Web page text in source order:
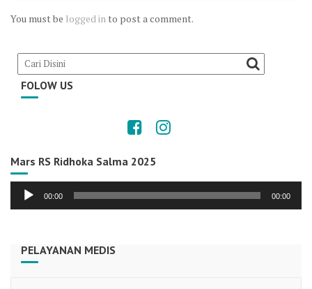
You must be logged in to post a comment.
FOLOW US
Mars RS Ridhoka Salma 2025
Audio
00:00 00:00
PELAYANAN MEDIS